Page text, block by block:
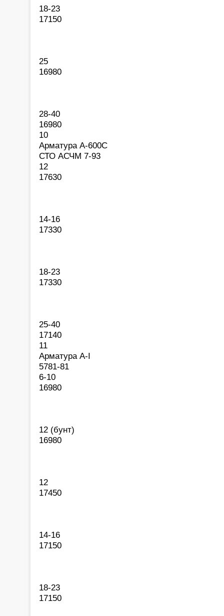
18-23
17150
25
16980
28-40
16980
10
Арматура А-600С
СТО АСЧМ 7-93
12
17630
14-16
17330
18-23
17330
25-40
17140
11
Арматура А-I
5781-81
6-10
16980
12 (бунт)
16980
12
17450
14-16
17150
18-23
17150